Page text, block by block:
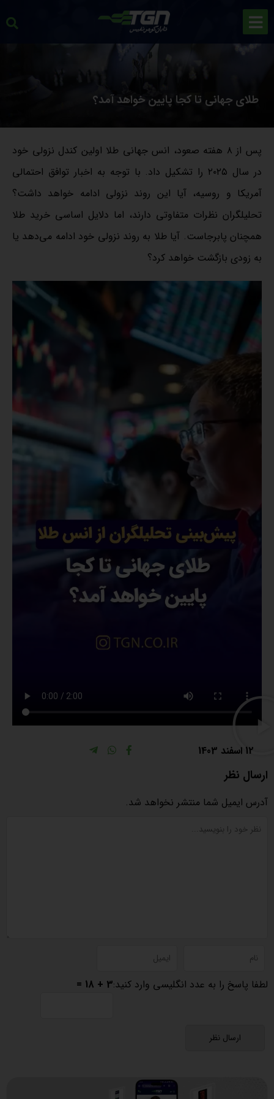
طلای جهانی تا کجا پایین خواهد آمد؟
پس از ۸ هفته صعود، انس جهانی طلا اولین کندل نزولی خود
در سال ۲۰۲۵ را تشکیل داد. با توجه به اخبار توافق احتمالی
آمریکا و روسیه، آیا این روند نزولی ادامه خواهد داشت؟
تحلیلگران نظرات متفاوتی دارند، اما دلایل اساسی خرید طلا
همچنان پابرجاست. آیا طلا به روند نزولی خود ادامه می‌دهد یا
به زودی بازگشت خواهد کرد؟
12 اسفند 1403
ارسال نظر
آدرس ایمیل شما منتشر نخواهد شد.
لطفا پاسخ را به عدد انگلیسی وارد کنید:3 + 18 =